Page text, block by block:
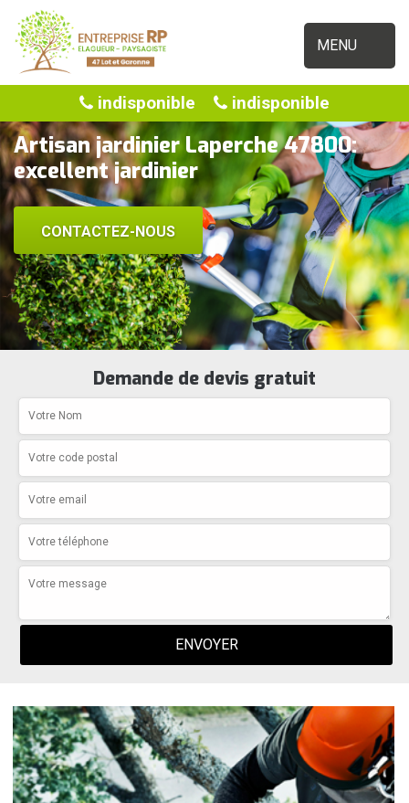
MENU
indisponible indisponible
Artisan jardinier Laperche 47800:
excellent jardinier
CONTACTEZ-NOUS
Demande de devis gratuit